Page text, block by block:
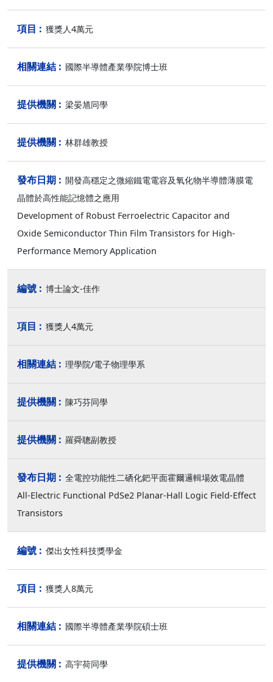
獲獎人4萬元
國際半導體產業學院博士班
梁晏馗同學
林群雄教授
開發高穩定之微縮鐵電電容及氧化物半導體薄膜電
晶體於高性能記憶體之應用
Development of Robust Ferroelectric Capacitor and
Oxide Semiconductor Thin Film Transistors for High-
Performance Memory Application
博士論文-佳作
獲獎人4萬元
理學院/電子物理學系
陳巧芬同學
羅舜聰副教授
全電控功能性二硒化鈀平面霍爾邏輯場效電晶體
All-Electric Functional PdSe2 Planar-Hall Logic Field-Effect
Transistors
傑出女性科技獎學金
獲獎人8萬元
國際半導體產業學院碩士班
高宇荷同學